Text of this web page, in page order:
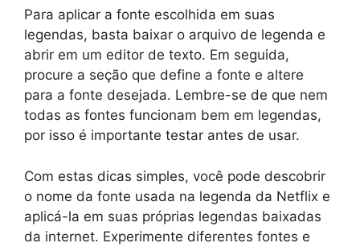
Para aplicar a fonte escolhida em suas
legendas, basta baixar o arquivo de legenda e
abrir em um editor de texto. Em seguida,
procure a seção que define a fonte e altere
para a fonte desejada. Lembre-se de que nem
todas as fontes funcionam bem em legendas,
por isso é importante testar antes de usar.
Com estas dicas simples, você pode descobrir
o nome da fonte usada na legenda da Netflix e
aplicá-la em suas próprias legendas baixadas
da internet. Experimente diferentes fontes e